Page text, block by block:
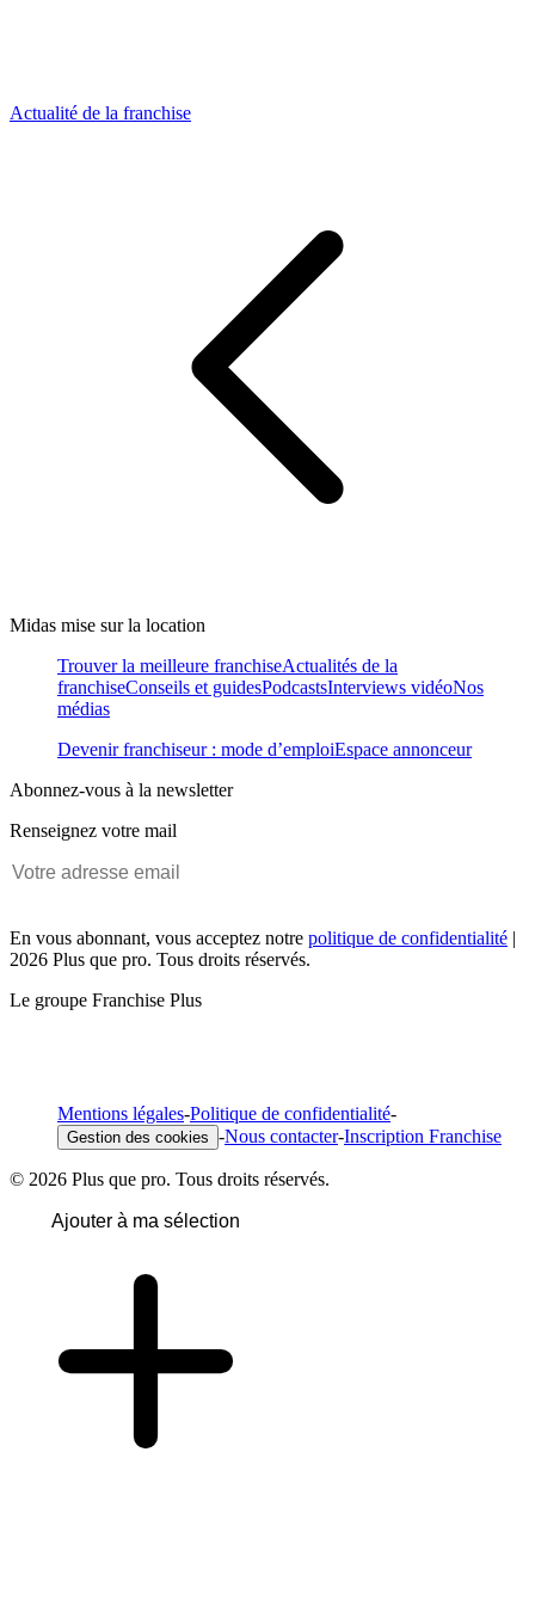
Actualité de la franchise
Midas mise sur la location
Trouver la meilleure franchiseActualités de la
franchiseConseils et guidesPodcastsInterviews vidéoNos
médias
Devenir franchiseur : mode d’emploiEspace annonceur
Abonnez-vous à la newsletter
Renseignez votre mail
En vous abonnant, vous acceptez notre politique de confidentialité |
2026 Plus que pro. Tous droits réservés.
Le groupe Franchise Plus
Mentions légales-Politique de confidentialité-
Gestion des cookies -Nous contacter-Inscription Franchise
© 2026 Plus que pro. Tous droits réservés.
Ajouter à ma sélection